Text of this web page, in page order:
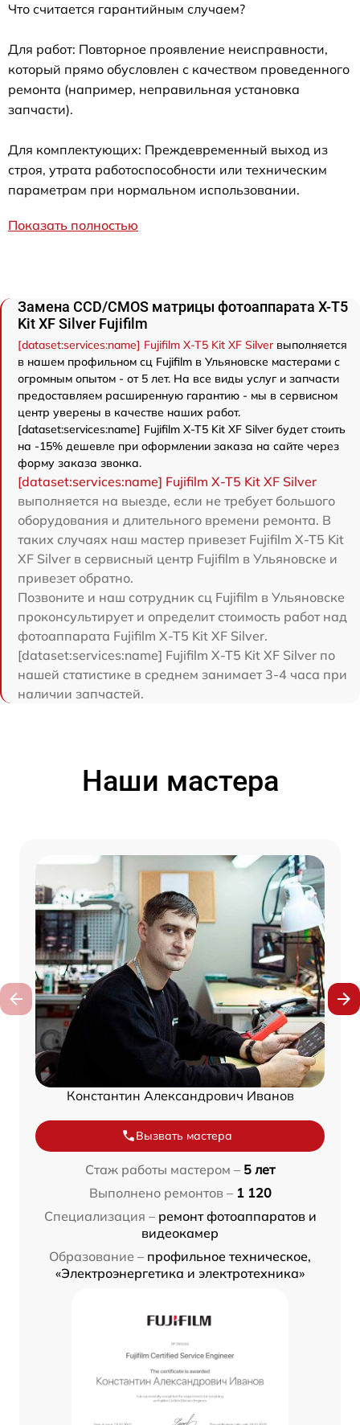
Что считается гарантийным случаем?
Для работ: Повторное проявление неисправности,
который прямо обусловлен с качеством проведенного
ремонта (например, неправильная установка
запчасти).
Для комплектующих: Преждевременный выход из
строя, утрата работоспособности или техническим
параметрам при нормальном использовании.
Показать полностью
Замена CCD/CMOS матрицы фотоаппарата X-T5
Kit XF Silver Fujifilm
[dataset:services:name] Fujifilm X-T5 Kit XF Silverвыполняется
в нашем профильном сц Fujifilm в Ульяновске мастерами с
огромным опытом - от 5 лет. На все виды услуг и запчасти
предоставляем расширенную гарантию - мы в сервисном
центр уверены в качестве наших работ.
[dataset:services:name] Fujifilm X-T5 Kit XF Silver будет стоить
на -15% дешевле при оформлении заказа на сайте через
форму заказа звонка.
[dataset:services:name] Fujifilm X-T5 Kit XF Silver
выполняется на выезде, если не требует большого
оборудования и длительного времени ремонта. В
таких случаях наш мастер привезет Fujifilm X-T5 Kit
XF Silver в сервисный центр Fujifilm в Ульяновске и
привезет обратно.
Позвоните и наш сотрудник сц Fujifilm в Ульяновске
проконсультирует и определит стоимость работ над
фотоаппарата Fujifilm X-T5 Kit XF Silver.
[dataset:services:name] Fujifilm X-T5 Kit XF Silver по
нашей статистике в среднем занимает 3-4 часа при
наличии запчастей.
Наши мастера
Константин Александрович Иванов
Вызвать мастера
Стаж работы мастером – 5 лет
Выполнено ремонтов – 1 120
Специализация – ремонт фотоаппаратов и
видеокамер
Образование – профильное техническое,
«Электроэнергетика и электротехника»